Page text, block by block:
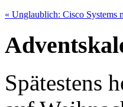
« Unglaublich: Cisco Systems
Spätestens